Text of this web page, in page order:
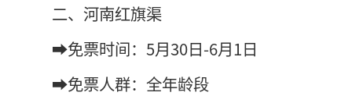
二、河南红旗渠
➡️免票时间：5月30日-6月1日
➡️免票人群：全年龄段